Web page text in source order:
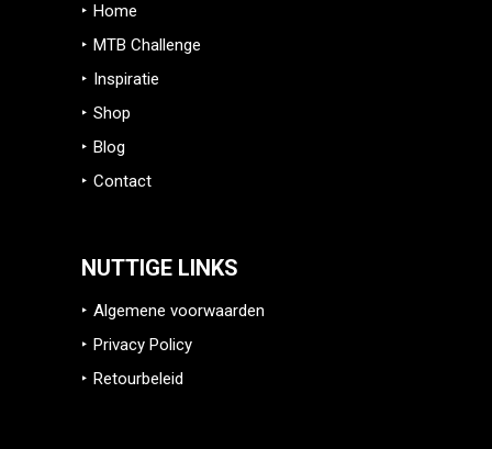
Home
MTB Challenge
Inspiratie
Shop
Blog
Contact
NUTTIGE LINKS
Algemene voorwaarden
Privacy Policy
Retourbeleid